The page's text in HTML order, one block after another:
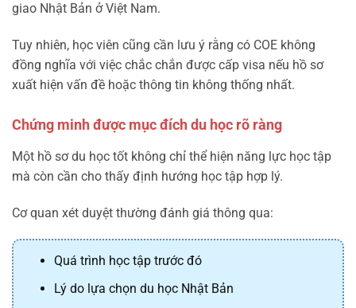
giao Nhật Bản ở Việt Nam.
Tuy nhiên, học viên cũng cần lưu ý rằng có COE không
đồng nghĩa với việc chắc chắn được cấp visa nếu hồ sơ
xuất hiện vấn đề hoặc thông tin không thống nhất.
Chứng minh được mục đích du học rõ ràng
Một hồ sơ du học tốt không chỉ thể hiện năng lực học tập
mà còn cần cho thấy định hướng học tập hợp lý.
Cơ quan xét duyệt thường đánh giá thông qua:
Quá trình học tập trước đó
Lý do lựa chọn du học Nhật Bản